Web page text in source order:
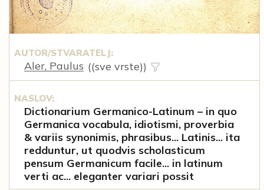
AUTOR/STVARATELJ:
Aler, Paulus ((sve vrste))
NASLOV:
Dictionarium Germanico-Latinum – in quo
Germanica vocabula, idiotismi, proverbia
& variis synonimis, phrasibus... Latinis... ita
redduntur, ut quodvis scholasticum
pensum Germanicum facile... in latinum
verti ac... eleganter variari possit